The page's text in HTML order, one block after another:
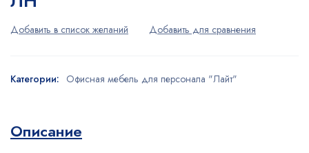
Категории: Офисная мебель для персонала "Лайт"
Описание